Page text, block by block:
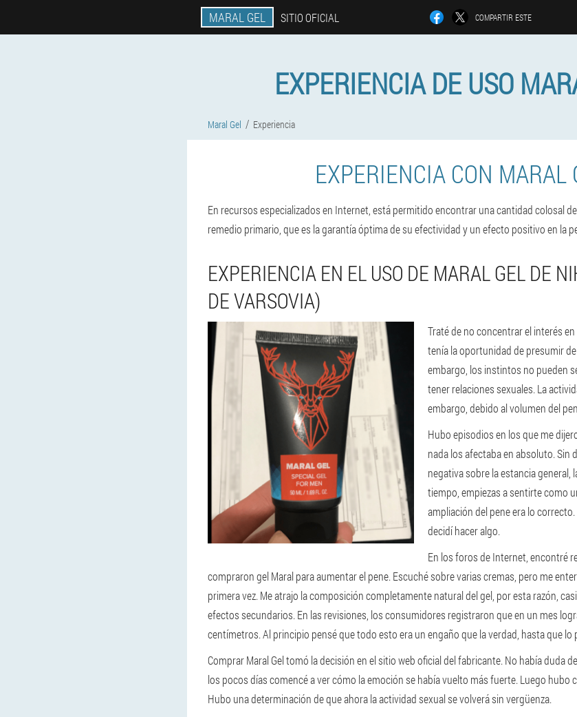
MARAL GEL SITIO OFICIAL COMPARTIR ESTE
EXPERIENCIA DE USO
Maral Gel Experiencia
EXPERIENCIA CON MARAL
En recursos especializados en Internet, está permitido encontrar una cantidad colosal
remedio primario, que es la garantía óptima de su efectividad y un efecto positivo en la
EXPERIENCIA EN EL USO DE MARAL GEL DE
DE VARSOVIA)
Traté de no concentrar el interés
tenía la oportunidad de presumir
embargo, los instintos no pueden
tener relaciones sexuales. La
embargo, debido al volumen del
Hubo episodios en los que me
nada los afectaba en absoluto. Sin
negativa sobre la estancia general,
tiempo, empiezas a sentirte como
ampliación del pene era lo
decidí hacer algo.
En los foros de Internet, encontré
compraron gel Maral para aumentar el pene. Escuché sobre varias cremas, pero me
primera vez. Me atrajo la composición completamente natural del gel, por esta razón,
efectos secundarios. En las revisiones, los consumidores registraron que en un mes
centímetros. Al principio pensé que todo esto era un engaño que la verdad, hasta que lo
Comprar Maral Gel tomó la decisión en el sitio web oficial del fabricante. No había duda
los pocos días comencé a ver cómo la emoción se había vuelto más fuerte. Luego hubo
Hubo una determinación de que ahora la actividad sexual se volverá sin vergüenza.